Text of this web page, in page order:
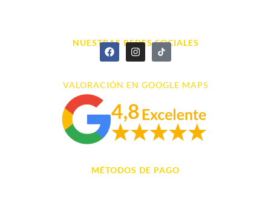
NUESTRAS REDES SOCIALES
VALORACIÓN EN GOOGLE MAPS
MÉTODOS DE PAGO